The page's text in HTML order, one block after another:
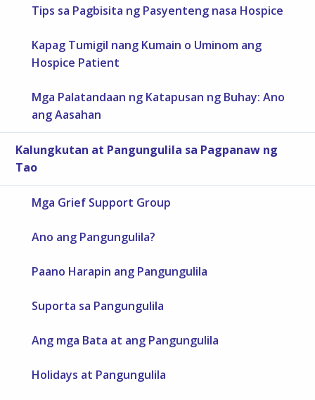
Tips sa Pagbisita ng Pasyenteng nasa Hospice
Kapag Tumigil nang Kumain o Uminom ang
Hospice Patient
Mga Palatandaan ng Katapusan ng Buhay: Ano
ang Aasahan
Kalungkutan at Pangungulila sa Pagpanaw ng
Tao
Mga Grief Support Group
Ano ang Pangungulila?
Paano Harapin ang Pangungulila
Suporta sa Pangungulila
Ang mga Bata at ang Pangungulila
Holidays at Pangungulila